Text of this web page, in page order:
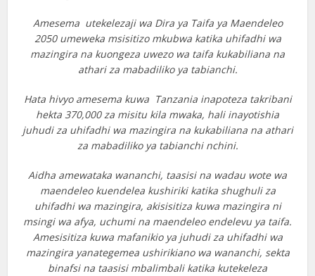
Amesema utekelezaji wa Dira ya Taifa ya Maendeleo
2050 umeweka msisitizo mkubwa katika uhifadhi wa
mazingira na kuongeza uwezo wa taifa kukabiliana na
athari za mabadiliko ya tabianchi.
Hata hivyo amesema kuwa Tanzania inapoteza takribani
hekta 370,000 za misitu kila mwaka, hali inayotishia
juhudi za uhifadhi wa mazingira na kukabiliana na athari
za mabadiliko ya tabianchi nchini.
Aidha amewataka wananchi, taasisi na wadau wote wa
maendeleo kuendelea kushiriki katika shughuli za
uhifadhi wa mazingira, akisisitiza kuwa mazingira ni
msingi wa afya, uchumi na maendeleo endelevu ya taifa.
Amesisitiza kuwa mafanikio ya juhudi za uhifadhi wa
mazingira yanategemea ushirikiano wa wananchi, sekta
binafsi na taasisi mbalimbali katika kutekeleza